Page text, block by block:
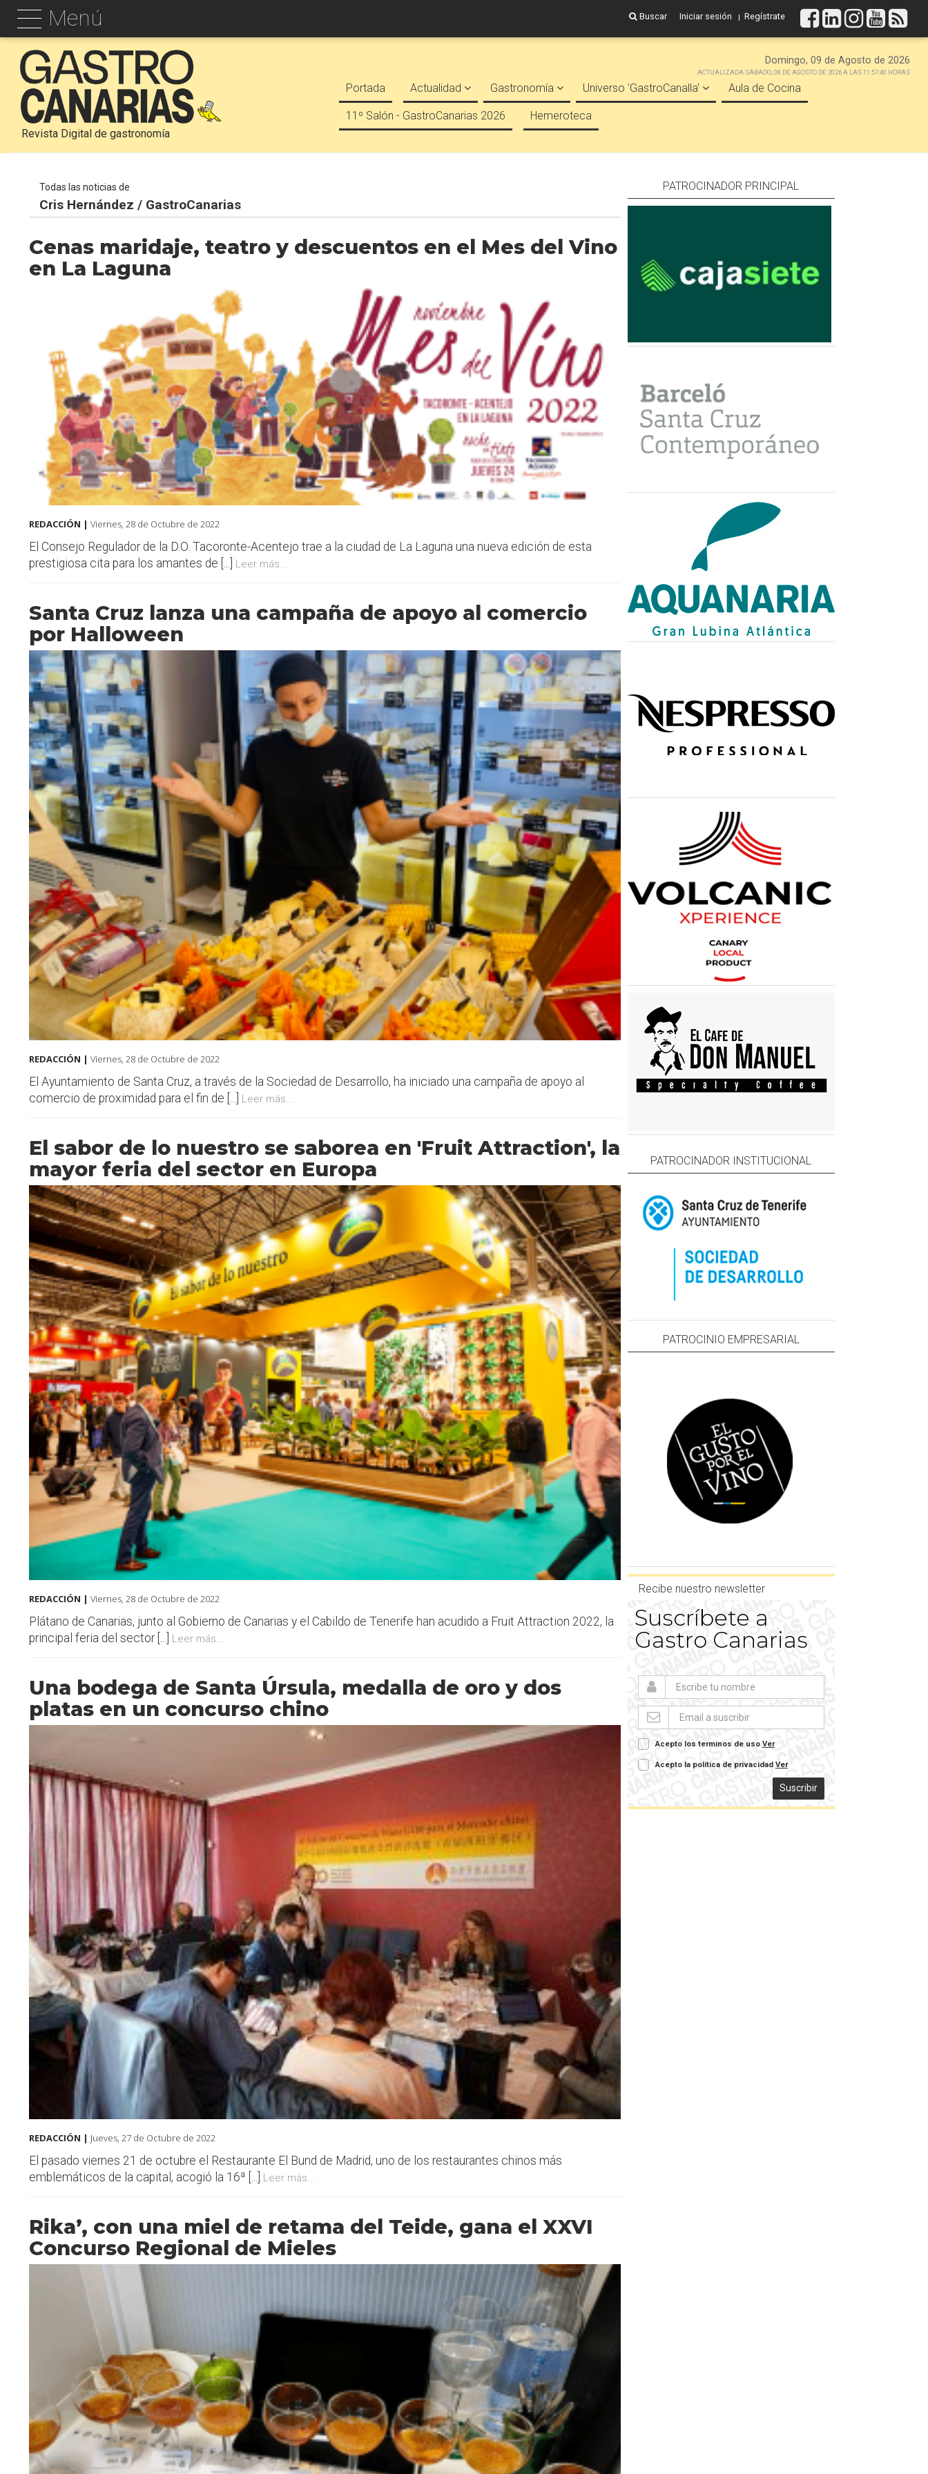
Menú Buscar Iniciar sesión Regístrate
Revista Digital de gastronomía
Domingo, 09 de Agosto de 2026
ACTUALIZADA SÁBADO, 08 DE AGOSTO DE 2026 A LAS 11:57:40 HORAS
Portada Actualidad Gastronomía Universo 'GastroCanalla' Aula de Cocina
11º Salón - GastroCanarias 2026 Hemeroteca
Todas las noticias de
Cris Hernández / GastroCanarias
Cenas maridaje, teatro y descuentos en el Mes del Vino
en La Laguna
REDACCIÓN | Viernes, 28 de Octubre de 2022
El Consejo Regulador de la D.O. Tacoronte-Acentejo trae a la ciudad de La Laguna una nueva edición de esta
prestigiosa cita para los amantes de [...]
Leer más...
Santa Cruz lanza una campaña de apoyo al comercio
por Halloween
REDACCIÓN | Viernes, 28 de Octubre de 2022
El Ayuntamiento de Santa Cruz, a través de la Sociedad de Desarrollo, ha iniciado una campaña de apoyo al
comercio de proximidad para el fin de [...]
Leer más...
El sabor de lo nuestro se saborea en 'Fruit Attraction', la
mayor feria del sector en Europa
REDACCIÓN | Viernes, 28 de Octubre de 2022
Plátano de Canarias, junto al Gobierno de Canarias y el Cabildo de Tenerife han acudido a Fruit Attraction 2022, la
principal feria del sector [...]
Leer más...
Una bodega de Santa Úrsula, medalla de oro y dos
platas en un concurso chino
REDACCIÓN | Jueves, 27 de Octubre de 2022
El pasado viernes 21 de octubre el Restaurante El Bund de Madrid, uno de los restaurantes chinos más
emblemáticos de la capital, acogió la 16ª [...]
Leer más...
Rika’, con una miel de retama del Teide, gana el XXVI
Concurso Regional de Mieles
PATROCINADOR PRINCIPAL
PATROCINADOR INSTITUCIONAL
PATROCINIO EMPRESARIAL
Recibe nuestro newsletter
Suscríbete a
Gastro Canarias
Acepto los terminos de uso Ver
Acepto la política de privacidad Ver
Suscribir